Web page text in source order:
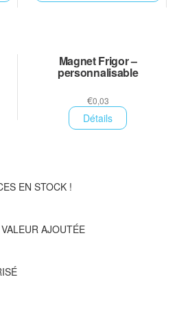
Magnet Frigor –
personnalisable
€0,03
Détails